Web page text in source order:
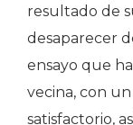
resultado de
desaparecer
ensayo que
vecina, con
satisfactorio,